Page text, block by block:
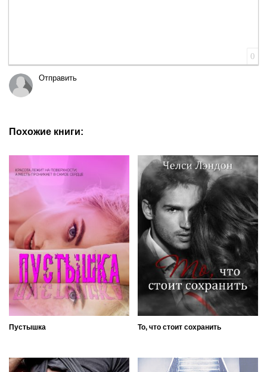
0
Отправить
Похожие книги:
Пустышка То, что стоит сохранить